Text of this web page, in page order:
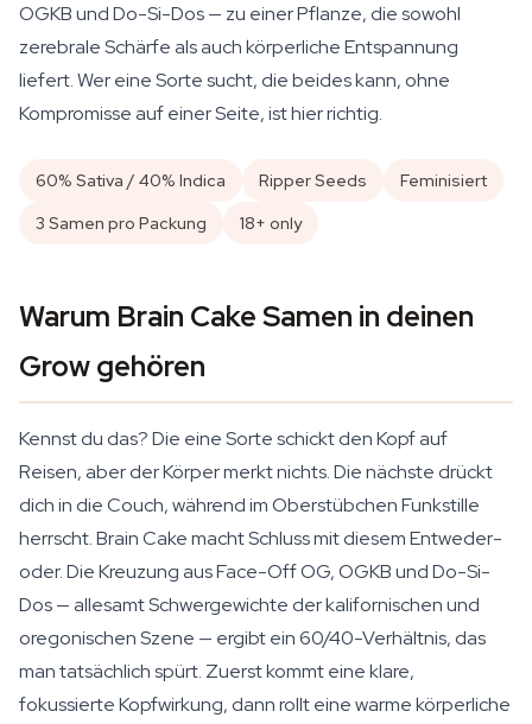
OGKB und Do-Si-Dos — zu einer Pflanze, die sowohl
zerebrale Schärfe als auch körperliche Entspannung
liefert. Wer eine Sorte sucht, die beides kann, ohne
Kompromisse auf einer Seite, ist hier richtig.
60% Sativa / 40% Indica Ripper Seeds
Feminisiert
3 Samen pro Packung
18+ only
Warum Brain Cake Samen in deinen
Grow gehören
Kennst du das? Die eine Sorte schickt den Kopf auf
Reisen, aber der Körper merkt nichts. Die nächste drückt
dich in die Couch, während im Oberstübchen Funkstille
herrscht. Brain Cake macht Schluss mit diesem Entweder-
oder. Die Kreuzung aus Face-Off OG, OGKB und Do-Si-
Dos — allesamt Schwergewichte der kalifornischen und
oregonischen Szene — ergibt ein 60/40-Verhältnis, das
man tatsächlich spürt. Zuerst kommt eine klare,
fokussierte Kopfwirkung, dann rollt eine warme körperliche